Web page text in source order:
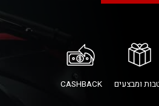
ומבצעים CASHBACK